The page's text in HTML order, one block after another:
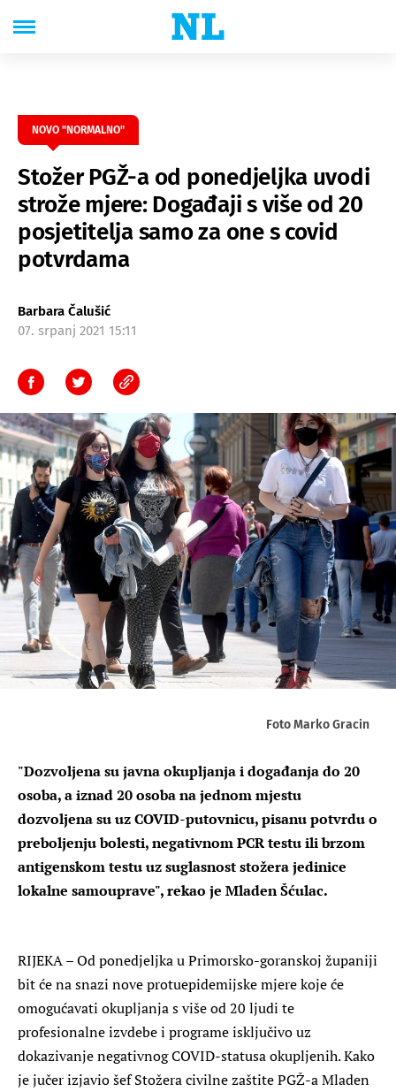
NOVO "NORMALNO"
Stožer PGŽ-a od ponedjeljka uvodi
strože mjere: Događaji s više od 20
posjetitelja samo za one s covid
potvrdama
Barbara Čalušić
07. srpanj 2021 15:11
Foto Marko Gracin
"Dozvoljena su javna okupljanja i događanja do 20
osoba, a iznad 20 osoba na jednom mjestu
dozvoljena su uz COVID-putovnicu, pisanu potvrdu o
preboljenju bolesti, negativnom PCR testu ili brzom
antigenskom testu uz suglasnost stožera jedinice
lokalne samouprave", rekao je Mladen Šćulac.
RIJEKA – Od ponedjeljka u Primorsko-goranskoj županiji
bit će na snazi nove protuepidemijske mjere koje će
omogućavati okupljanja s više od 20 ljudi te
profesionalne izvdebe i programe isključivo uz
dokazivanje negativnog COVID-statusa okupljenih. Kako
je jučer izjavio šef Stožera civilne zaštite PGŽ-a Mladen